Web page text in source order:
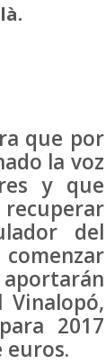
que por
la voz
y que
recuperar
del
Vinalopó,
2017
euros.